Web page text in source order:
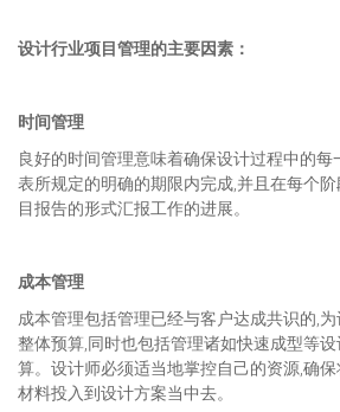
设计行业项目管理的主要因素：
时间管理
良好的时间管理意味着确保设计过程中的每
表所规定的明确的期限内完成,并且在每个
目报告的形式汇报工作的进展。
成本管理
成本管理包括管理已经与客户达成共识的,
整体预算,同时也包括管理诸如快速成型等
算。设计师必须适当地掌控自己的资源,确
材料投入到设计方案当中去。